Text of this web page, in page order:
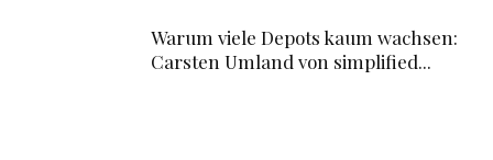
Warum viele Depots kaum wachsen:
Carsten Umland von simplified...